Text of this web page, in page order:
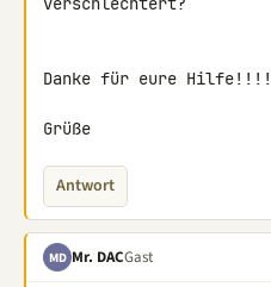
Danke für eure Hilfe!!!!
Grüße
Antwort
MD Mr. DACGast